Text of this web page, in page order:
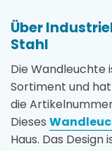
Über
Stahl
Die Wandleuchte
Sortiment und
die
Dieses
Haus. Das